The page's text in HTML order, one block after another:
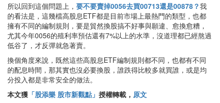
所以回到這個問題上， 要不要賣掉0056去買00713還是00878？我
的看法是，這幾檔高股息ETF都是目前市場上最熱門的類型，也都
擁有不同的編制規則，要是貿然換股搞不好事與願違、愈換愈糟，
尤其今年0056的殖利率預估還有7%以上的水準，沒道理都已經熬過
低谷了，才反彈就急著賣。
換個角度來說，既然這些高股息ETF編制規則都不同，也都有不同
的配息時間，那其實也沒必要換股，誰跌得比較多就買誰，或是均
分投入都是非常安全的做法。
本文獲 「股添樂 股市新觀點」 授權轉載， 原文